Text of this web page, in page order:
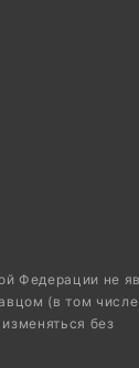
Федерации не
(в том
без